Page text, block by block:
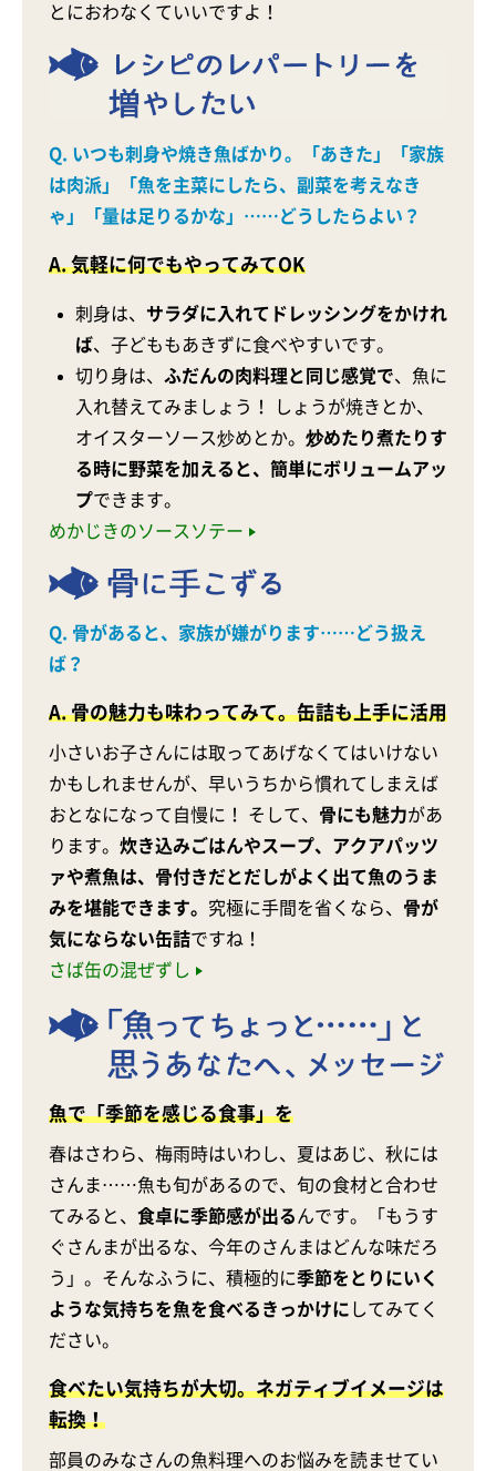
とにおわなくていいですよ！
Q. いつも刺身や焼き魚ばかり。「あきた」「家族
は肉派」「魚を主菜にしたら、副菜を考えなき
ゃ」「量は足りるかな」……どうしたらよい？
A. 気軽に何でもやってみてOK
刺身は、 サラダに入れてドレッシングをかけれ
ば、子どももあきずに食べやすいです。
切り身は、 ふだんの肉料理と同じ感覚で、魚に
入れ替えてみましょう！ しょうが焼きとか、
オイスターソース炒めとか。 炒めたり煮たりす
る時に野菜を加えると、簡単にボリュームアッ
プできます。
めかじきのソースソテー
Q. 骨があると、家族が嫌がります……どう扱え
ば？
A. 骨の魅力も味わってみて。缶詰も上手に活用
小さいお子さんには取ってあげなくてはいけない
かもしれませんが、早いうちから慣れてしまえば
おとなになって自慢に！ そして、 骨にも魅力があ
ります。 炊き込みごはんやスープ、アクアパッツ
ァや煮魚は、骨付きだとだしがよく出て魚のうま
みを堪能できます。 究極に手間を省くなら、 骨が
気にならない缶詰ですね！
さば缶の混ぜずし
魚で「季節を感じる食事」を
春はさわら、梅雨時はいわし、夏はあじ、秋には
さんま……魚も旬があるので、旬の食材と合わせ
てみると、 食卓に季節感が出る んです。「もうす
ぐさんまが出るな、今年のさんまはどんな味だろ
う」。そんなふうに、積極的に季節をとりにいく
ような気持ちを魚を食べるきっかけに してみてく
ださい。
食べたい気持ちが大切。ネガティブイメージは
転換！
部員のみなさんの魚料理へのお悩みを読ませてい